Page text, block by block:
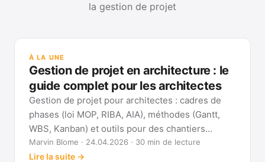
la gestion de projet
À LA UNE
Gestion de projet en architecture : le
guide complet pour les architectes
Gestion de projet pour architectes : cadres de
phases (loi MOP, RIBA, AIA), méthodes (Gantt,
WBS, Kanban) et outils pour des chantiers
réellement pilotables.
Marvin Blome · 24.04.2026 · 30 min de lecture
Lire la suite →